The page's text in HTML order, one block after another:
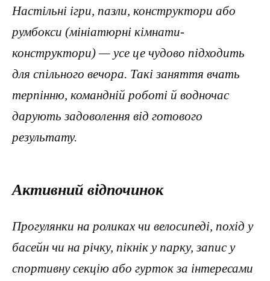
Настільні ігри, пазли, конструктори або
румбокси (мініатюрні кімнати-
конструктори) — усе це чудово підходить
для спільного вечора. Такі заняття вчать
терпінню, командній роботі й водночас
дарують задоволення від готового
результату.
Активний відпочинок
Прогулянки на роликах чи велосипеді, похід у
басейн чи на річку, пікнік у парку, запис у
спортивну секцію або гурток за інтересами